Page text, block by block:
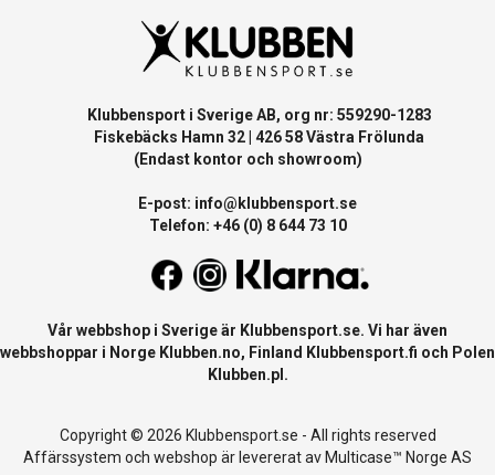
Klubbensport i Sverige AB, org nr: 559290-1283
Fiskebäcks Hamn 32 | 426 58 Västra Frölunda
(Endast kontor och showroom)
E-post: info@klubbensport.se
Telefon: +46 (0) 8 644 73 10
Vår webbshop i Sverige är Klubbensport.se. Vi har även
webbshoppar i Norge Klubben.no, Finland Klubbensport.fi och Polen
Klubben.pl .
Copyright © 2026 Klubbensport.se - All rights reserved
Affärssystem och webshop är levererat av Multicase™ Norge AS